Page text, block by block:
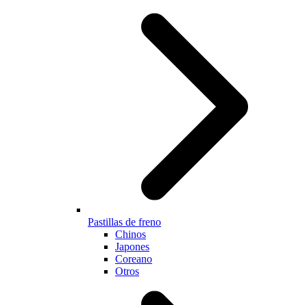
Pastillas de freno
Chinos
Japones
Coreano
Otros